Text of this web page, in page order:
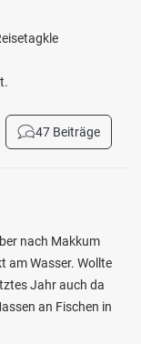
47 Beiträge
nach Makkum
am Wasser. Wollte
Jahr auch da
an Fischen in